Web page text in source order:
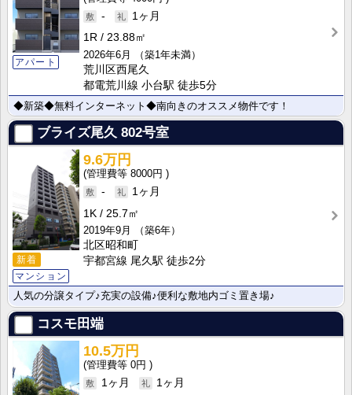
アパート
-
1ヶ月
1R
23.88㎡
2026年6月
（築1年未満）
荒川区西尾久
都電荒川線 小台駅 徒歩5分
◆新築◆無料インターネット◆南向きのオススメ物件です！
ブライズ尾久 802号室
新着
マンション
9.6万円
8000円
-
1ヶ月
1K
25.7㎡
2019年9月
（築6年）
北区昭和町
宇都宮線 尾久駅 徒歩2分
人気の分譲タイプ♪充実の設備♪便利な敷地内ゴミ置き場♪
コスモ田端
10.5万円
0円
1ヶ月
1ヶ月